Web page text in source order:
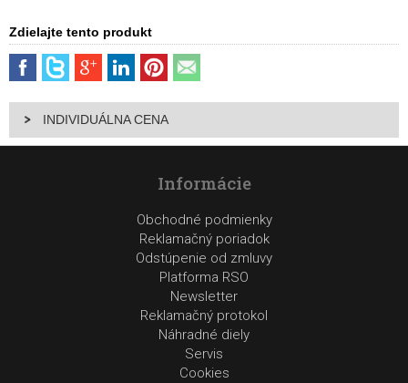
Zdielajte tento produkt
INDIVIDUÁLNA CENA
Informácie
Obchodné podmienky
Reklamačný poriadok
Odstúpenie od zmluvy
Platforma RSO
Newsletter
Reklamačný protokol
Náhradné diely
Servis
Cookies